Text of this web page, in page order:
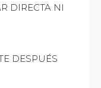
DIRECTA NI
DESPUÉS